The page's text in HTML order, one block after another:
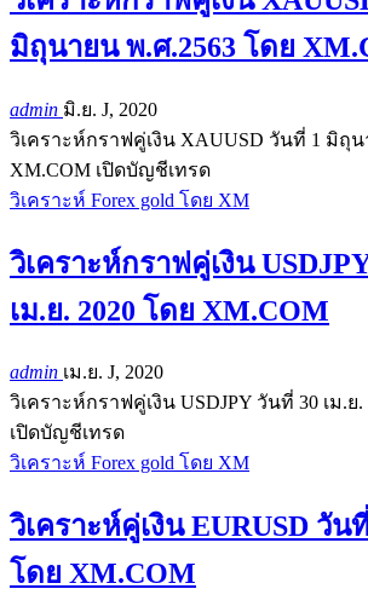
มิถุนายน พ.ศ.2563 โดย
admin มิ.ย. J, 2020
วิเคราะห์กราฟคู่เงิน XAUUSD วันที่ 1 มิถุน
XM.COM เปิดบัญชีเทรด
วิเคราะห์ Forex gold โดย XM
วิเคราะห์กราฟคู่เงิน
เม.ย. 2020 โดย XM.COM
admin เม.ย. J, 2020
วิเคราะห์กราฟคู่เงิน USDJPY วันที่ 30 เม.ย
เปิดบัญชีเทรด
วิเคราะห์ Forex gold โดย XM
วิเคราะห์คู่เงิน EURUSD วัน
โดย XM.COM